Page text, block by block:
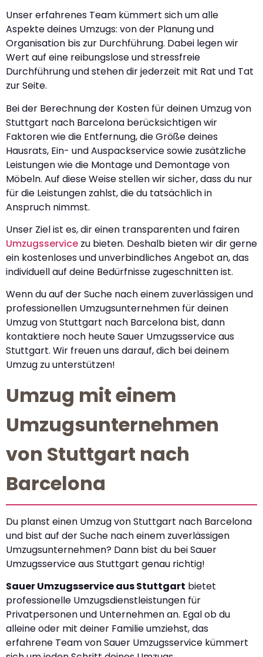
Unser erfahrenes Team kümmert sich um alle
Aspekte deines Umzugs: von der Planung und
Organisation bis zur Durchführung. Dabei legen wir
Wert auf eine reibungslose und stressfreie
Durchführung und stehen dir jederzeit mit Rat und Tat
zur Seite.
Bei der Berechnung der Kosten für deinen Umzug von
Stuttgart nach Barcelona berücksichtigen wir
Faktoren wie die Entfernung, die Größe deines
Hausrats, Ein- und Auspackservice sowie zusätzliche
Leistungen wie die Montage und Demontage von
Möbeln. Auf diese Weise stellen wir sicher, dass du nur
für die Leistungen zahlst, die du tatsächlich in
Anspruch nimmst.
Unser Ziel ist es, dir einen transparenten und fairen
Umzugsservice zu bieten. Deshalb bieten wir dir gerne
ein kostenloses und unverbindliches Angebot an, das
individuell auf deine Bedürfnisse zugeschnitten ist.
Wenn du auf der Suche nach einem zuverlässigen und
professionellen Umzugsunternehmen für deinen
Umzug von Stuttgart nach Barcelona bist, dann
kontaktiere noch heute Sauer Umzugsservice aus
Stuttgart. Wir freuen uns darauf, dich bei deinem
Umzug zu unterstützen!
Umzug mit einem
Umzugsunternehmen
von Stuttgart nach
Barcelona
Du planst einen Umzug von Stuttgart nach Barcelona
und bist auf der Suche nach einem zuverlässigen
Umzugsunternehmen? Dann bist du bei Sauer
Umzugsservice aus Stuttgart genau richtig!
Sauer Umzugsservice aus Stuttgart bietet
professionelle Umzugsdienstleistungen für
Privatpersonen und Unternehmen an. Egal ob du
alleine oder mit deiner Familie umziehst, das
erfahrene Team von Sauer Umzugsservice kümmert